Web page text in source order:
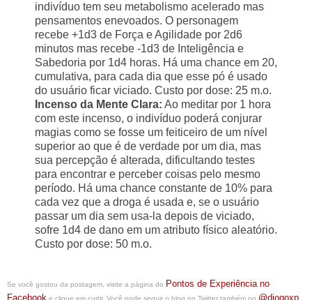
indivíduo tem seu metabolismo acelerado mas
pensamentos enevoados. O personagem
recebe +1d3 de Força e Agilidade por 2d6
minutos mas recebe -1d3 de Inteligência e
Sabedoria por 1d4 horas. Há uma chance em 20,
cumulativa, para cada dia que esse pó é usado
do usuário ficar viciado. Custo por dose: 25 m.o.
Incenso da Mente Clara: Ao meditar por 1 hora
com este incenso, o indivíduo poderá conjurar
magias como se fosse um feiticeiro de um nível
superior ao que é de verdade por um dia, mas
sua percepção é alterada, dificultando testes
para encontrar e perceber coisas pelo mesmo
período. Há uma chance constante de 10% para
cada vez que a droga é usada e, se o usuário
passar um dia sem usa-la depois de viciado,
sofre 1d4 de dano em um atributo físico aleatório.
Custo por dose: 50 m.o.
Se você gostou da postagem, visite a página do Pontos de Experiência no
Facebook e clique em curtir. Você pode seguir o blog no Twitter também no @diogoxp